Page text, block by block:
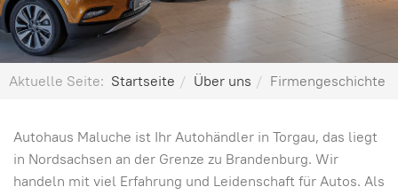
Aktuelle Seite: Startseite Über uns Firmengeschichte
Autohaus Maluche ist Ihr Autohändler in Torgau, das liegt
in Nordsachsen an der Grenze zu Brandenburg. Wir
handeln mit viel Erfahrung und Leidenschaft für Autos. Als